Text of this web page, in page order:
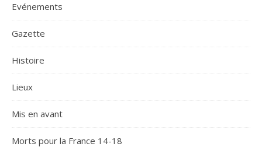
Evénements
Gazette
Histoire
Lieux
Mis en avant
Morts pour la France 14-18